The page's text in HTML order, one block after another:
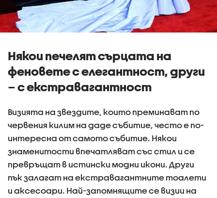
Някои печелят сърцата на
феновете с елегантност, други
– с екстравагантност
Визията на звездите, които преминават по
червения килим на даде събитие, често е по-
интересна от самото събитие. Някои
знаменитости впечатляват със стил и се
превръщат в истински модни икони. Други
пък залагат на екстравагантните тоалети
и аксесоари. Най-запомнящите се визии на